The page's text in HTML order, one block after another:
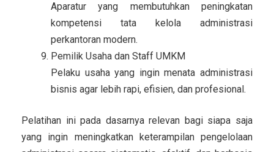
Aparatur yang membutuhkan peningkatan
kompetensi tata kelola administrasi
perkantoran modern.
Pemilik Usaha dan Staff UMKM
Pelaku usaha yang ingin menata administrasi
bisnis agar lebih rapi, efisien, dan profesional.
Pelatihan ini pada dasarnya relevan bagi siapa saja
yang ingin meningkatkan keterampilan pengelolaan